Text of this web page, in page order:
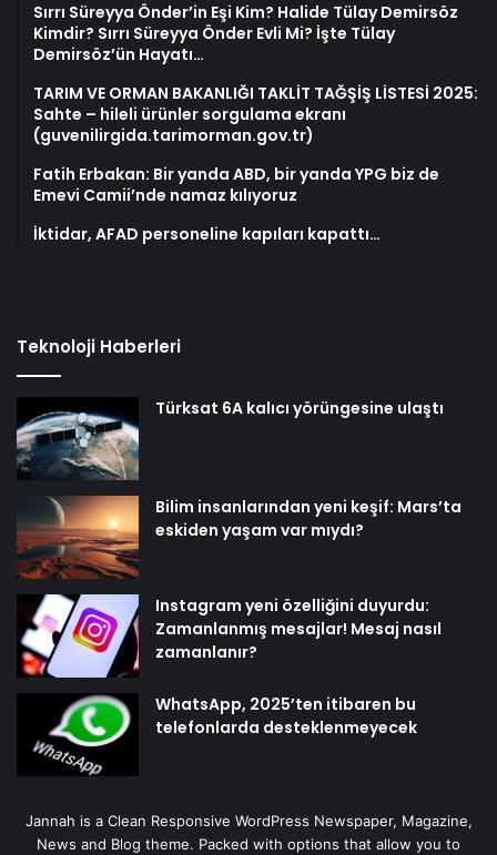
Sırrı Süreyya Önder’in Eşi Kim? Halide Tülay Demirsöz
Kimdir? Sırrı Süreyya Önder Evli Mi? İşte Tülay
Demirsöz’ün Hayatı…
TARIM VE ORMAN BAKANLIĞI TAKLİT TAĞŞİŞ LİSTESİ 2025:
Sahte – hileli ürünler sorgulama ekranı
(guvenilirgida.tarimorman.gov.tr)
Fatih Erbakan: Bir yanda ABD, bir yanda YPG biz de
Emevi Camii’nde namaz kılıyoruz
İktidar, AFAD personeline kapıları kapattı…
Teknoloji Haberleri
Türksat 6A kalıcı yörüngesine ulaştı
Bilim insanlarından yeni keşif: Mars’ta
eskiden yaşam var mıydı?
Instagram yeni özelliğini duyurdu:
Zamanlanmış mesajlar! Mesaj nasıl
zamanlanır?
WhatsApp, 2025’ten itibaren bu
telefonlarda desteklenmeyecek
Jannah is a Clean Responsive WordPress Newspaper, Magazine,
News and Blog theme. Packed with options that allow you to